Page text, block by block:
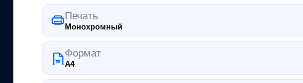
Печать
Монохромный
Формат
A4